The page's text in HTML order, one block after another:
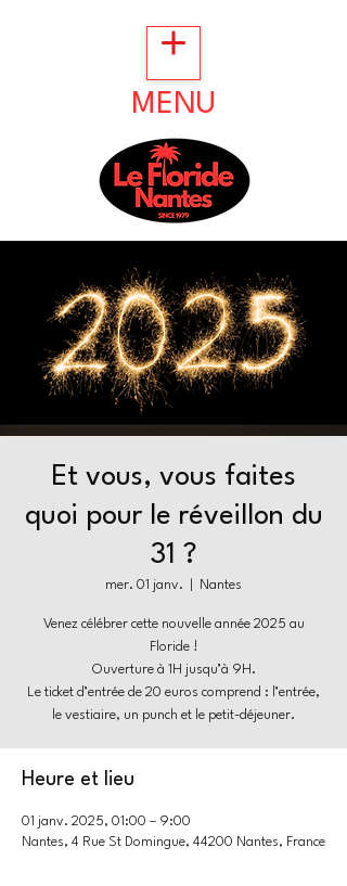
MENU
Et vous, vous faites
quoi pour le réveillon du
31 ?
mer. 01 janv. Nantes
Venez célébrer cette nouvelle année 2025 au
Floride !
Ouverture à 1H jusqu’à 9H.
Le ticket d’entrée de 20 euros comprend : l’entrée,
le vestiaire, un punch et le petit-déjeuner.
Heure et lieu
01 janv. 2025, 01:00 – 9:00
Nantes, 4 Rue St Domingue, 44200 Nantes, France